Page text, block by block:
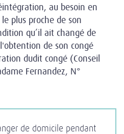
au besoin en
plus proche de son
qu’il ait changé de
de son congé
dudit congé (Conseil
Fernandez, N°
de domicile pendant